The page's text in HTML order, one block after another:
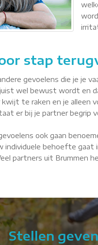
stap
gevoelens die je je
wel bewust wordt en
kwijt te raken en je alleen
er bij je partner begrip
ook gaan
individuele behoefte
partners uit Brummen
Stellen